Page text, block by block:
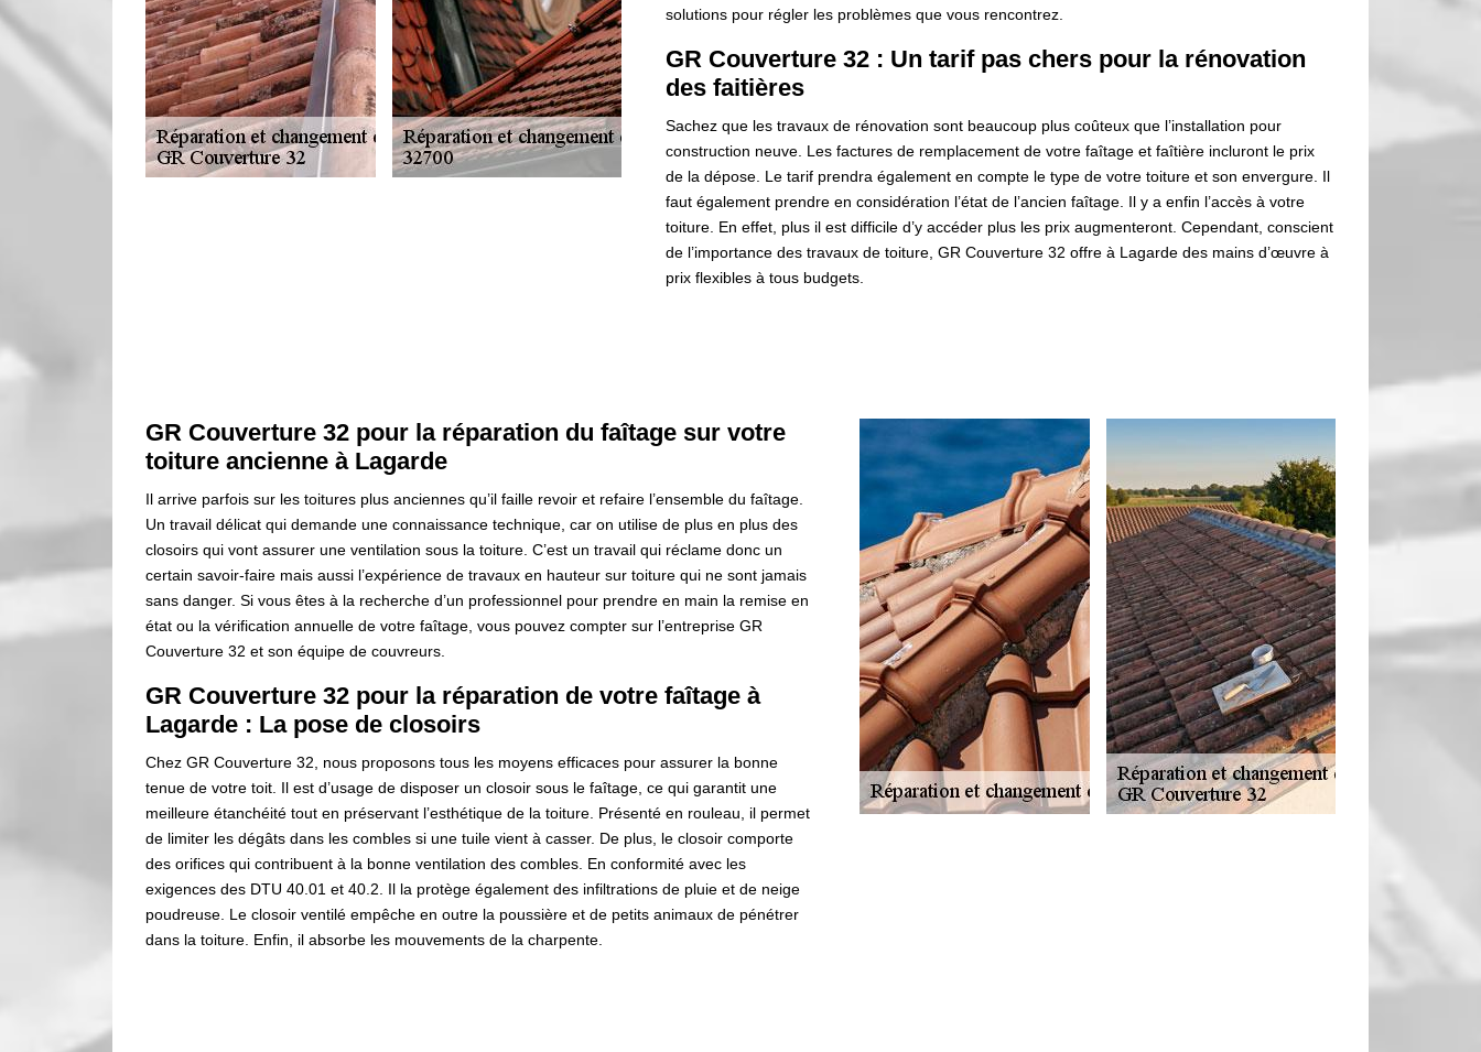
solutions pour régler les problèmes que vous rencontrez.
GR Couverture 32 : Un tarif pas chers pour la rénovation
des faitières
Sachez que les travaux de rénovation sont beaucoup plus coûteux que l’installation pour
construction neuve. Les factures de remplacement de votre faîtage et faîtière incluront le prix
de la dépose. Le tarif prendra également en compte le type de votre toiture et son envergure. Il
faut également prendre en considération l’état de l’ancien faîtage. Il y a enfin l’accès à votre
toiture. En effet, plus il est difficile d’y accéder plus les prix augmenteront. Cependant, conscient
de l’importance des travaux de toiture, GR Couverture 32 offre à Lagarde des mains d’œuvre à
prix flexibles à tous budgets.
GR Couverture 32 pour la réparation du faîtage sur votre
toiture ancienne à Lagarde
Il arrive parfois sur les toitures plus anciennes qu’il faille revoir et refaire l’ensemble du faîtage.
Un travail délicat qui demande une connaissance technique, car on utilise de plus en plus des
closoirs qui vont assurer une ventilation sous la toiture. C’est un travail qui réclame donc un
certain savoir-faire mais aussi l’expérience de travaux en hauteur sur toiture qui ne sont jamais
sans danger. Si vous êtes à la recherche d’un professionnel pour prendre en main la remise en
état ou la vérification annuelle de votre faîtage, vous pouvez compter sur l’entreprise GR
Couverture 32 et son équipe de couvreurs.
GR Couverture 32 pour la réparation de votre faîtage à
Lagarde : La pose de closoirs
Chez GR Couverture 32, nous proposons tous les moyens efficaces pour assurer la bonne
tenue de votre toit. Il est d’usage de disposer un closoir sous le faîtage, ce qui garantit une
meilleure étanchéité tout en préservant l’esthétique de la toiture. Présenté en rouleau, il permet
de limiter les dégâts dans les combles si une tuile vient à casser. De plus, le closoir comporte
des orifices qui contribuent à la bonne ventilation des combles. En conformité avec les
exigences des DTU 40.01 et 40.2. Il la protège également des infiltrations de pluie et de neige
poudreuse. Le closoir ventilé empêche en outre la poussière et de petits animaux de pénétrer
dans la toiture. Enfin, il absorbe les mouvements de la charpente.